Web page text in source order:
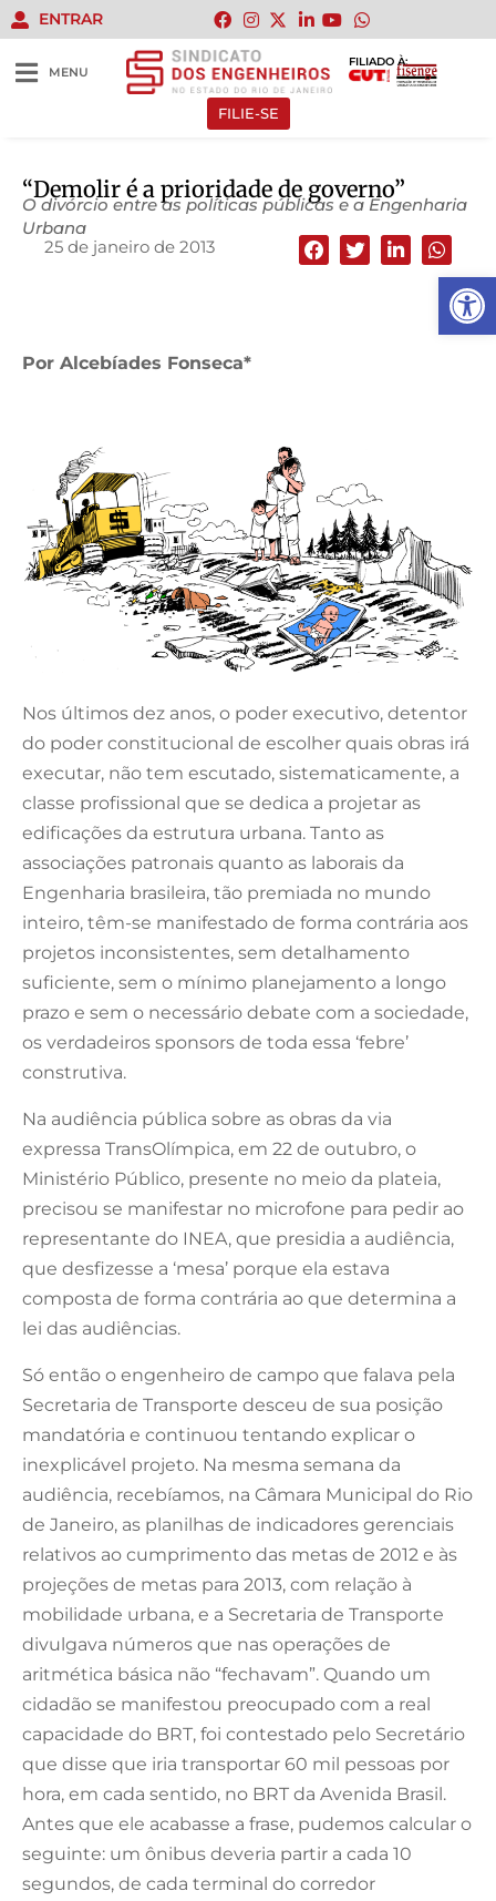
Abrir
ENTRAR
MENU
FILIADO À:
FILIE-SE
“Demolir é a prioridade de governo”
O divórcio entre as políticas públicas e a Engenharia
Urbana
25 de janeiro de 2013
Por Alcebíades Fonseca*
Nos últimos dez anos, o poder executivo, detentor
do poder constitucional de escolher quais obras irá
executar, não tem escutado, sistematicamente, a
classe profissional que se dedica a projetar as
edificações da estrutura urbana. Tanto as
associações patronais quanto as laborais da
Engenharia brasileira, tão premiada no mundo
inteiro, têm-se manifestado de forma contrária aos
projetos inconsistentes, sem detalhamento
suficiente, sem o mínimo planejamento a longo
prazo e sem o necessário debate com a sociedade,
os verdadeiros sponsors de toda essa ‘febre’
construtiva.
Na audiência pública sobre as obras da via
expressa TransOlímpica, em 22 de outubro, o
Ministério Público, presente no meio da plateia,
precisou se manifestar no microfone para pedir ao
representante do INEA, que presidia a audiência,
que desfizesse a ‘mesa’ porque ela estava
composta de forma contrária ao que determina a
lei das audiências.
Só então o engenheiro de campo que falava pela
Secretaria de Transporte desceu de sua posição
mandatória e continuou tentando explicar o
inexplicável projeto. Na mesma semana da
audiência, recebíamos, na Câmara Municipal do Rio
de Janeiro, as planilhas de indicadores gerenciais
relativos ao cumprimento das metas de 2012 e às
projeções de metas para 2013, com relação à
mobilidade urbana, e a Secretaria de Transporte
divulgava números que nas operações de
aritmética básica não “fechavam”. Quando um
cidadão se manifestou preocupado com a real
capacidade do BRT, foi contestado pelo Secretário
que disse que iria transportar 60 mil pessoas por
hora, em cada sentido, no BRT da Avenida Brasil.
Antes que ele acabasse a frase, pudemos calcular o
seguinte: um ônibus deveria partir a cada 10
segundos, de cada terminal do corredor